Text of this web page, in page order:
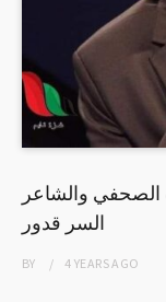
الصحفي والشاعر
السر قدور
BY 4 YEARSAGO